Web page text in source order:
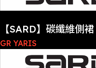
【SARD】碳纖維側裙
GR YARIS